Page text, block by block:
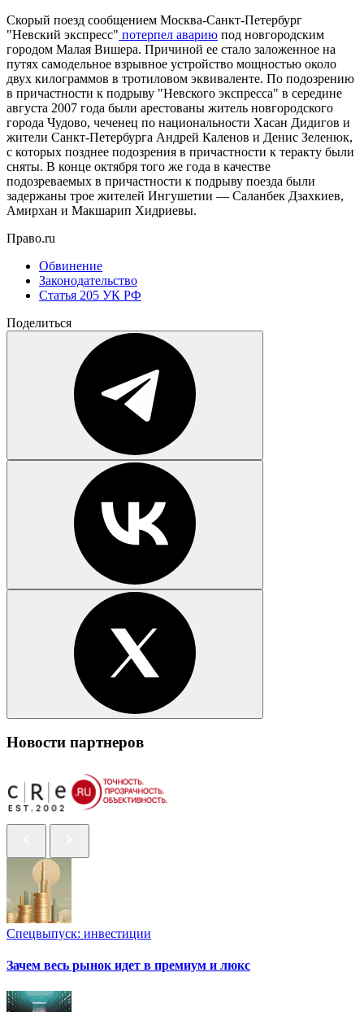
Скорый поезд сообщением Москва-Санкт-Петербург
"Невский экспресс" потерпел аварию под новгородским
городом Малая Вишера. Причиной ее стало заложенное на
путях самодельное взрывное устройство мощностью около
двух килограммов в тротиловом эквиваленте. По подозрению
в причастности к подрыву "Невского экспресса" в середине
августа 2007 года были арестованы житель новгородского
города Чудово, чеченец по национальности Хасан Дидигов и
жители Санкт-Петербурга Андрей Каленов и Денис Зеленюк,
с которых позднее подозрения в причастности к теракту были
сняты. В конце октября того же года в качестве
подозреваемых в причастности к подрыву поезда были
задержаны трое жителей Ингушетии — Саланбек Дзахкиев,
Амирхан и Макшарип Хидриевы.
Право.ru
Обвинение
Законодательство
Статья 205 УК РФ
Поделиться
Новости партнеров
Спецвыпуск: инвестиции
Зачем весь рынок идет в премиум и люкс